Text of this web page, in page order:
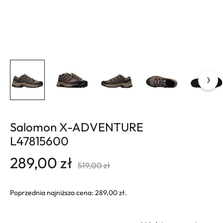
Salomon X-ADVENTURE
L47815600
289,00zł 519,00zł
Poprzednia najniższa cena: 289,00zł.